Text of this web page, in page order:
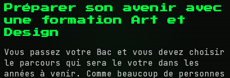
Préparer son avenir avec
une formation Art et
Design
Vous passez votre Bac et vous devez choisir
le parcours qui sera le votre dans les
années à venir. Comme beaucoup de personnes